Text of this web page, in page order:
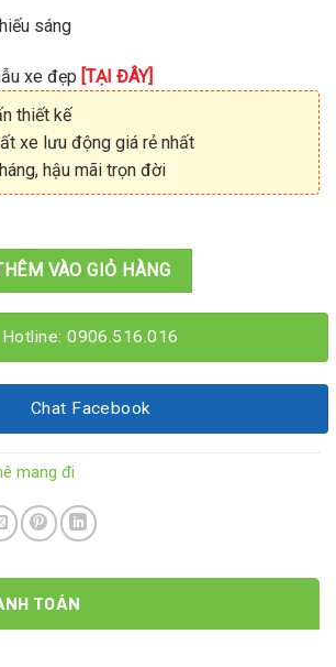
sáng
xe đẹp [TẠI ĐÂY]
thiết kế
xe lưu động giá rẻ nhất
hậu mãi trọn đời
số lượng
VÀO GIỎ HÀNG
Hotline: 0906.516.016
Chat Facebook
mang đi
TOÁN